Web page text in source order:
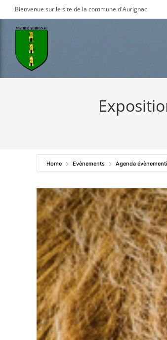
to
content
Bienvenue sur le site de la commune d'Aurignac
Home Evènements Agenda